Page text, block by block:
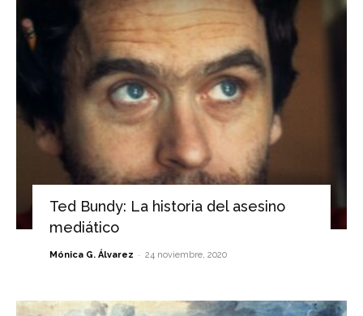
Ted Bundy: La historia del asesino
mediático
Mónica G. Álvarez - 24 noviembre, 2020